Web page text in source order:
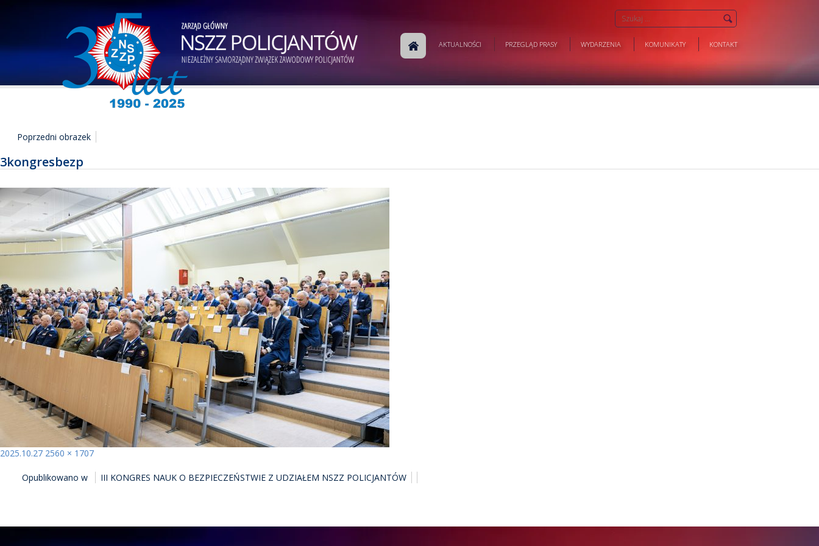
AKTUALNOŚCI PRZEGLĄD PRASY WYDARZENIA KOMUNIKATY KONTAKT
Poprzedni obrazek
3kongresbezp
Opublikowano
2025.10.27 Pełny
2560 × 1707
WPISUOpublikowano w III KONGRES NAUK O BEZPIECZEŃSTWIE Z UDZIAŁEM NSZZ POLICJANTÓW